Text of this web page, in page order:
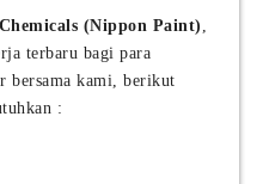
(Nippon Paint) ,
terbaru bagi para
bersama kami, berikut
: